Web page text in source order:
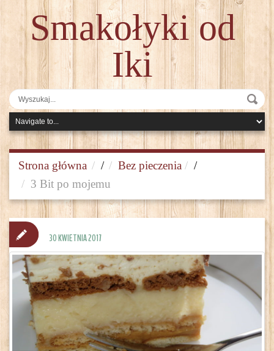
Smakołyki od
Iki
Strona główna / Bez pieczenia
/
3 Bit po mojemu
30 KWIETNIA 2017